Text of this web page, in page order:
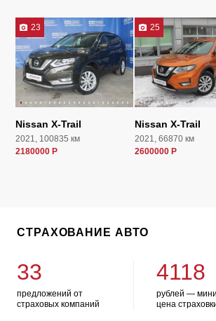
23
Nissan X-Trail
2021, 100835 км
2180000 Р
25
Nissan X-Trail
2021, 66870 км
2600000 Р
СТРАХОВАНИЕ АВТО
33
предложений от
страховых компаний
4118
рублей —
цена